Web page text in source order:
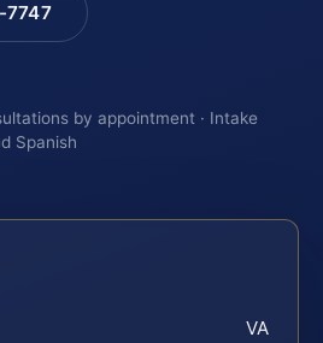
7747
by appointment · Intake
Spanish
VA